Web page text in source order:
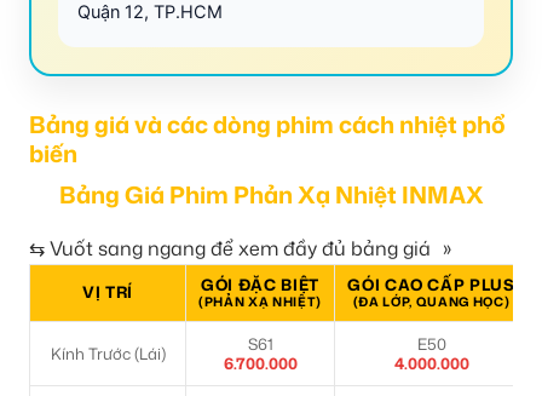
Quận 12, TP.HCM
Bảng giá và các dòng phim cách nhiệt phổ
biến
Bảng Giá Phim Phản Xạ Nhiệt INMAX
⇆ Vuốt sang ngang để xem đầy đủ bảng giá »
VỊ TRÍ GÓI ĐẶC BIỆT
(PHẢN XẠ NHIỆT)
GÓI CAO CẤP PLUS
(ĐA LỚP, QUANG HỌC)
Kính Trước (Lái)
S61
6.700.000
E50
4.000.000